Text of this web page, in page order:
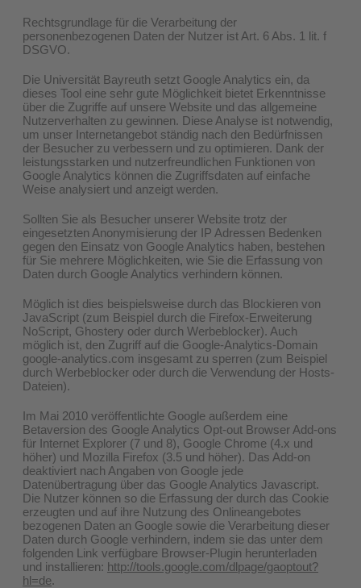
Rechtsgrundlage für die Verarbeitung der
personenbezogenen Daten der Nutzer ist Art. 6 Abs. 1 lit. f
DSGVO.
Die Universität Bayreuth setzt Google Analytics ein, da
dieses Tool eine sehr gute Möglichkeit bietet Erkenntnisse
über die Zugriffe auf unsere Website und das allgemeine
Nutzerverhalten zu gewinnen. Diese Analyse ist notwendig,
um unser Internetangebot ständig nach den Bedürfnissen
der Besucher zu verbessern und zu optimieren. Dank der
leistungsstarken und nutzerfreundlichen Funktionen von
Google Analytics können die Zugriffsdaten auf einfache
Weise analysiert und anzeigt werden.
Sollten Sie als Besucher unserer Website trotz der
eingesetzten Anonymisierung der IP Adressen Bedenken
gegen den Einsatz von Google Analytics haben, bestehen
für Sie mehrere Möglichkeiten, wie Sie die Erfassung von
Daten durch Google Analytics verhindern können.
Möglich ist dies beispielsweise durch das Blockieren von
JavaScript (zum Beispiel durch die Firefox-Erweiterung
NoScript, Ghostery oder durch Werbeblocker). Auch
möglich ist, den Zugriff auf die Google-Analytics-Domain
google-analytics.com insgesamt zu sperren (zum Beispiel
durch Werbeblocker oder durch die Verwendung der Hosts-
Dateien).
Im Mai 2010 veröffentlichte Google außerdem eine
Betaversion des Google Analytics Opt-out Browser Add-ons
für Internet Explorer (7 und 8), Google Chrome (4.x und
höher) und Mozilla Firefox (3.5 und höher). Das Add-on
deaktiviert nach Angaben von Google jede
Datenübertragung über das Google Analytics Javascript.
Die Nutzer können so die Erfassung der durch das Cookie
erzeugten und auf ihre Nutzung des Onlineangebotes
bezogenen Daten an Google sowie die Verarbeitung dieser
Daten durch Google verhindern, indem sie das unter dem
folgenden Link verfügbare Browser-Plugin herunterladen
und installieren: http://tools.google.com/dlpage/gaoptout?
hl=de.